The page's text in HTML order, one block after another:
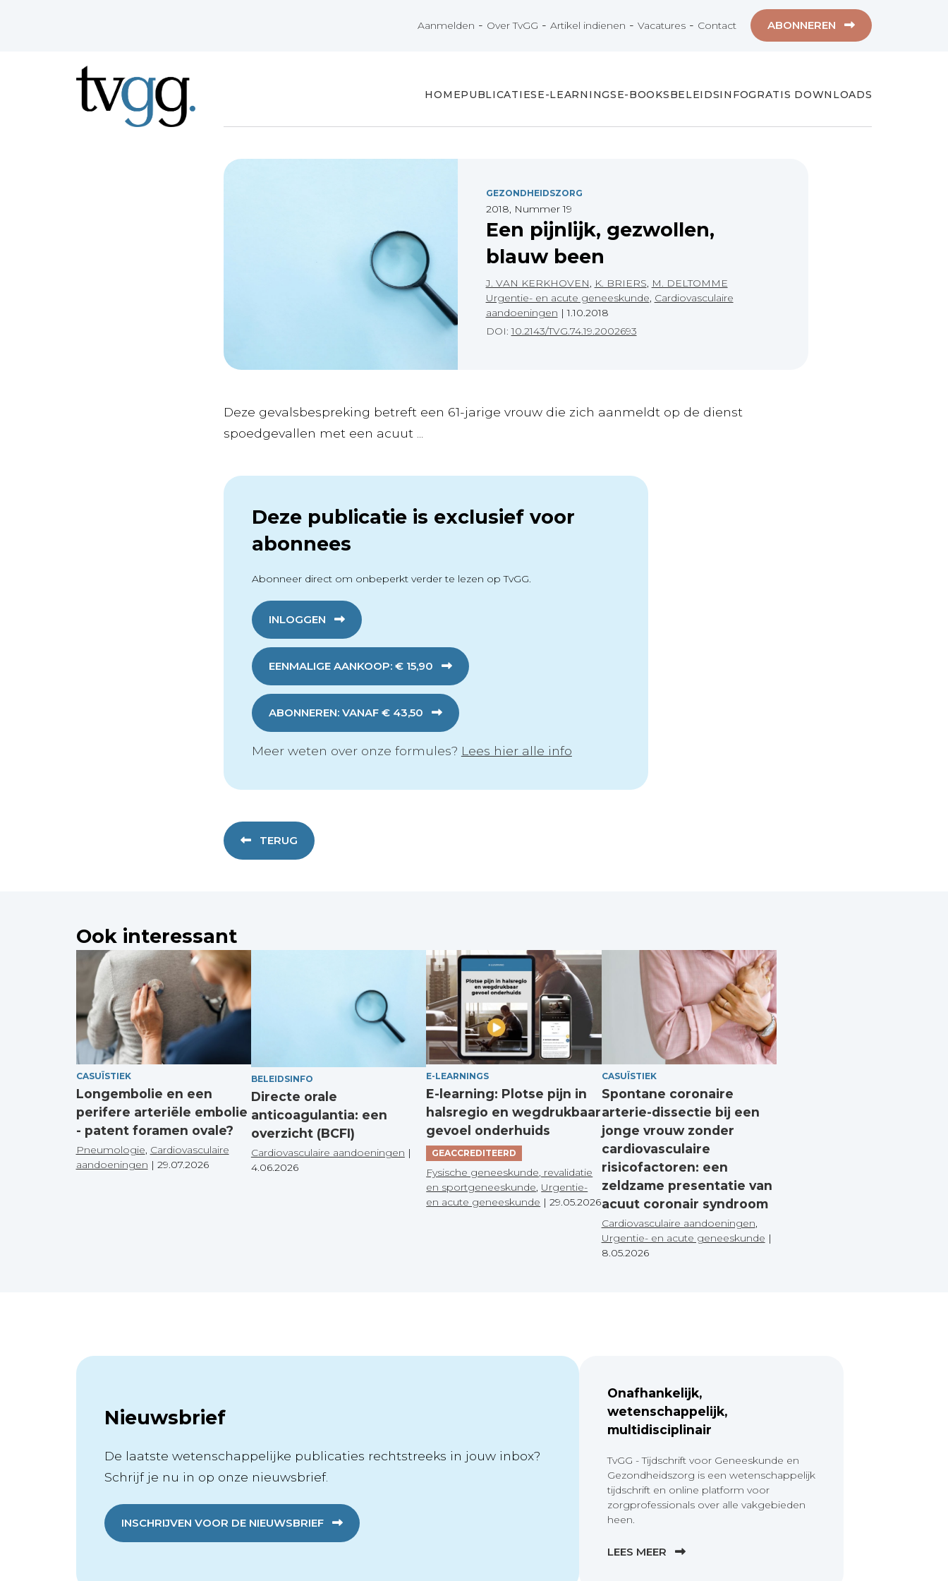
Aanmelden - Over TvGG -Artikel indienen -Vacatures - Contact ABONNEREN
HOMEPUBLICATIESE-LEARNINGSE-BOOKSBELEIDSINFOGRATIS DOWNLOADS
GEZONDHEIDSZORG
2018, Nummer 19
Een pijnlijk, gezwollen,
blauw been
J. VAN KERKHOVEN, K. BRIERS, M. DELTOMME
Urgentie- en acute geneeskunde, Cardiovasculaire
aandoeningen |1.10.2018
DOI:10.2143/TVG.74.19.2002693
Deze gevalsbespreking betreft een 61-jarige vrouw die zich aanmeldt op de dienst
spoedgevallen met een acuut ...
Deze publicatie is exclusief voor
abonnees
Abonneer direct om onbeperkt verder te lezen op TvGG.
INLOGGEN
EENMALIGE AANKOOP: € 15,90
ABONNEREN: VANAF € 43,50
Meer weten over onze formules? Lees hier alle info
TERUG
Ook interessant
CASUÏSTIEK
Longembolie en een
perifere arteriële embolie
- patent foramen ovale?
Pneumologie Cardiovasculaire
aandoeningen | 29.07.2026
BELEIDSINFO
Directe orale
anticoagulantia: een
overzicht (BCFI)
Cardiovasculaire aandoeningen |
4.06.2026
E-LEARNINGS
E-learning: Plotse pijn in
halsregio en wegdrukbaar
gevoel onderhuids
GEACCREDITEERD
Fysische geneeskunde, revalidatie
en sportgeneeskunde Urgentie-
en acute geneeskunde |29.05.2026
CASUÏSTIEK
Spontane coronaire
arterie-dissectie bij een
jonge vrouw zonder
cardiovasculaire
risicofactoren: een
zeldzame presentatie van
acuut coronair syndroom
Cardiovasculaire aandoeningen
Urgentie- en acute geneeskunde |
8.05.2026
Nieuwsbrief
De laatste wetenschappelijke publicaties rechtstreeks in jouw inbox?
Schrijf je nu in op onze nieuwsbrief.
INSCHRIJVEN VOOR DE NIEUWSBRIEF
Onafhankelijk,
wetenschappelijk,
multidisciplinair
TvGG - Tijdschrift voor Geneeskunde en
Gezondheidszorg is een wetenschappelijk
tijdschrift en online platform voor
zorgprofessionals over alle vakgebieden
heen.
LEES MEER